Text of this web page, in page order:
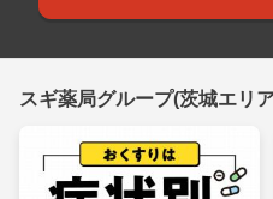
スギ薬局グループ(茨城エリ